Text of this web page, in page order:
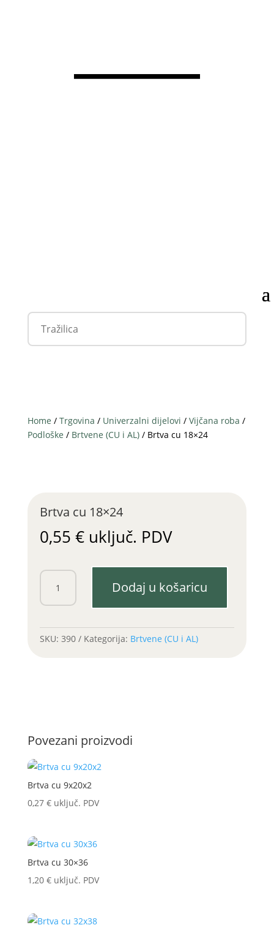
Home / Trgovina / Univerzalni dijelovi / Vijčana roba /
Podloške / Brtvene (CU i AL)/ Brtva cu 18×24
Brtva cu 18×24
0,55 € uključ. PDV
Brtva
18x24
Dodaj u košaricu
SKU: 390 Kategorija: Brtvene (CU i AL)
Povezani proizvodi
Brtva cu 9x20x2
0,27 € uključ. PDV
Brtva cu 30×36
1,20 € uključ. PDV